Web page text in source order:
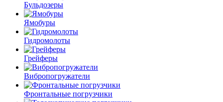
Бульдозеры
Ямобуры
Гидромолоты
Грейферы
Вибро­погружатели
Фронтальные погрузчики